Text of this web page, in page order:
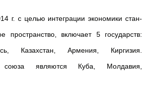
г. с целью интеграции экономики стан-
пространство, включает 5 государств:
Казахстан, Армения, Киргизия.
союза являются Куба, Молдавия,